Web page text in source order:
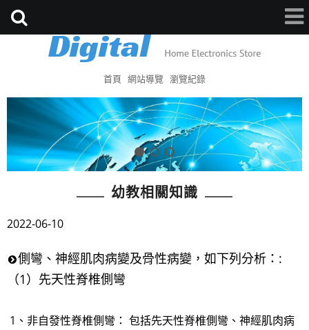
首頁 網站導覽 瀏覽紀錄
幼教相關知識
2022-06-10
側彎、神經肌肉病變及骨性病變，如下列分析：:
（1）先天性脊椎側彎
1、非自發性脊椎側彎： 包括先天性脊椎側彎、神經肌肉病